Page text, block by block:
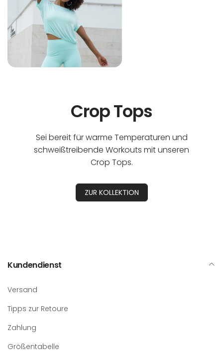
Crop Tops
Sei bereit für warme Temperaturen und
schweißtreibende Workouts mit unseren
Crop Tops.
ZUR KOLLEKTION
Kundendienst
Versand
Tipps zur Retoure
Zahlung
Größentabelle